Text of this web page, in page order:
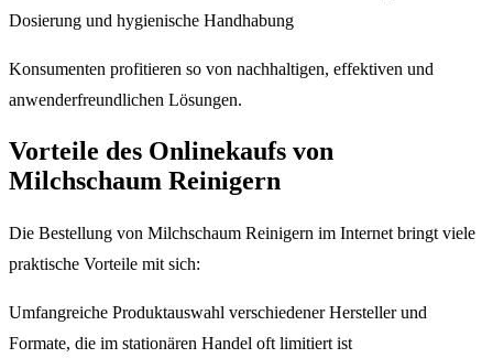
Dosierung und hygienische Handhabung
Konsumenten profitieren so von nachhaltigen, effektiven und
anwenderfreundlichen Lösungen.
Vorteile des Onlinekaufs von
Milchschaum Reinigern
Die Bestellung von Milchschaum Reinigern im Internet bringt viele
praktische Vorteile mit sich:
Umfangreiche Produktauswahl verschiedener Hersteller und
Formate, die im stationären Handel oft limitiert ist